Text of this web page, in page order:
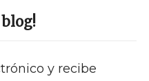
y recibe